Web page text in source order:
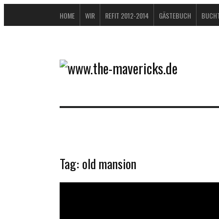
HOME WIR REFIT 2012-2014 GÄSTEBUCH
Tag: old mansion